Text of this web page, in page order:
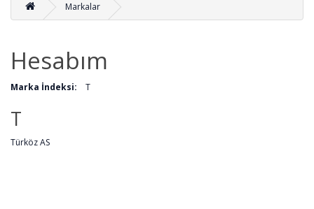
Markalar
Hesabım
Marka İndeksi: T
T
Türköz AS